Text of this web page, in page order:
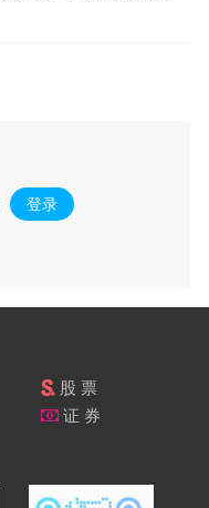
登录 。
股 票
证 券